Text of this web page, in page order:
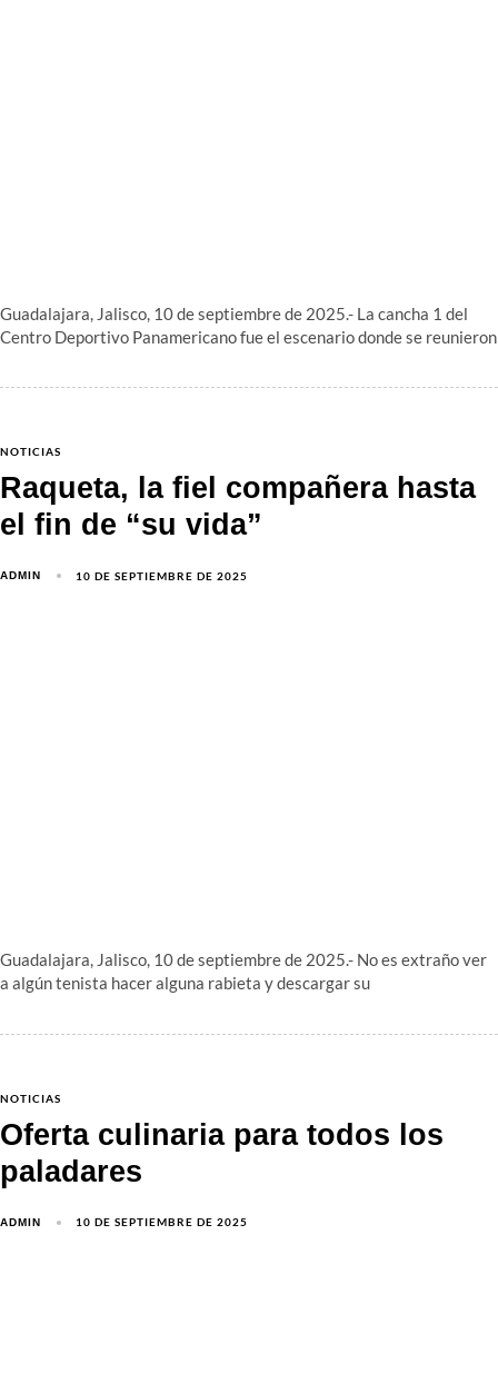
Guadalajara, Jalisco, 10 de septiembre de 2025.- La cancha 1 del
Centro Deportivo Panamericano fue el escenario donde se reunieron
NOTICIAS
Raqueta, la fiel compañera hasta
el fin de “su vida”
ADMIN 10 DE SEPTIEMBRE DE 2025
Guadalajara, Jalisco, 10 de septiembre de 2025.- No es extraño ver
a algún tenista hacer alguna rabieta y descargar su
NOTICIAS
Oferta culinaria para todos los
paladares
ADMIN 10 DE SEPTIEMBRE DE 2025